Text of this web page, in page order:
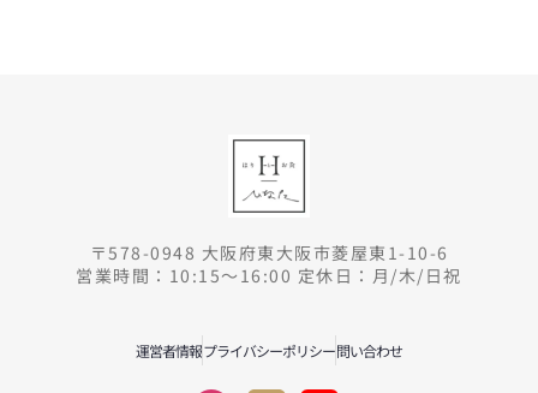
〒578-0948 大阪府東大阪市菱屋東1-10-6
営業時間：10:15～16:00 定休日：月/木/日祝
運営者情報プライバシーポリシー問い合わせ